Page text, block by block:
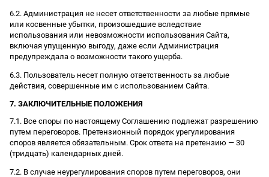
6.2. Администрация не несет ответственности за любые прямые
или косвенные убытки, произошедшие вследствие
использования или невозможности использования Сайта,
включая упущенную выгоду, даже если Администрация
предупреждала о возможности такого ущерба.
6.3. Пользователь несет полную ответственность за любые
действия, совершенные им с использованием Сайта.
7. ЗАКЛЮЧИТЕЛЬНЫЕ ПОЛОЖЕНИЯ
7.1. Все споры по настоящему Соглашению подлежат разрешению
путем переговоров. Претензионный порядок урегулирования
споров является обязательным. Срок ответа на претензию — 30
(тридцать) календарных дней.
7.2. В случае неурегулирования споров путем переговоров, они